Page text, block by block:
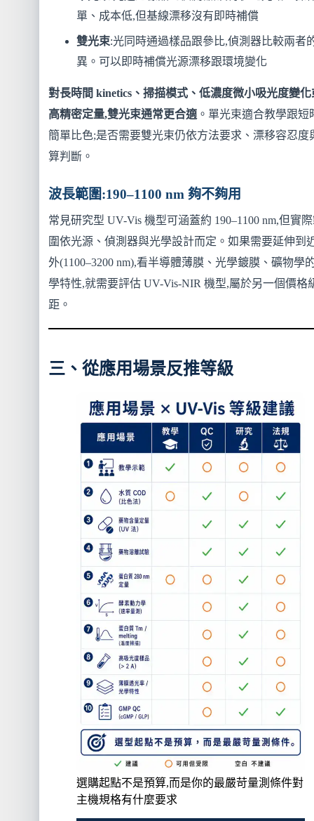
單、成本低,但基線漂移沒有即時補償
雙光束:光同時通過樣品跟參比,偵測器比較兩者
異。可以即時補償光源漂移跟環境變化
對長時間 kinetics、掃描模式、低濃度微小吸光度變化
高精密定量,雙光束通常更合適。單光束適合教學跟短
簡單比色;是否需要雙光束仍依方法要求、漂移容忍度
算判斷。
波長範圍:190–1100 nm 夠不夠用
常見研究型 UV-Vis 機型可涵蓋約 190–1100 nm,但實
圍依光源、偵測器與光學設計而定。如果需要延伸到
外(1100–3200 nm),看半導體薄膜、光學鍍膜、礦物學
學特性,就需要評估 UV-Vis-NIR 機型,屬於另一個價格
距。
三、從應用場景反推等級
選購起點不是預算,而是你的最嚴苛量測條件對
主機規格有什麼要求